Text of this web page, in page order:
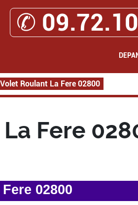
✆
Roulant La Fere 02800
Fere
02800